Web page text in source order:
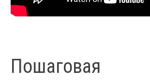
Пошаговая